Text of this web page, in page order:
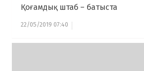
Қоғамдық штаб – батыста
22/05/2019 07:40